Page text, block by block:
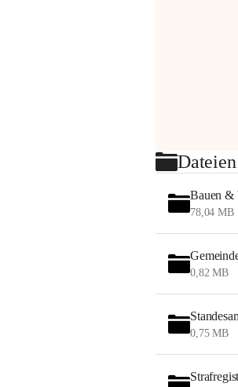
Dateien
Bauen &
78,04 MB
0,82 MB
0,75 MB